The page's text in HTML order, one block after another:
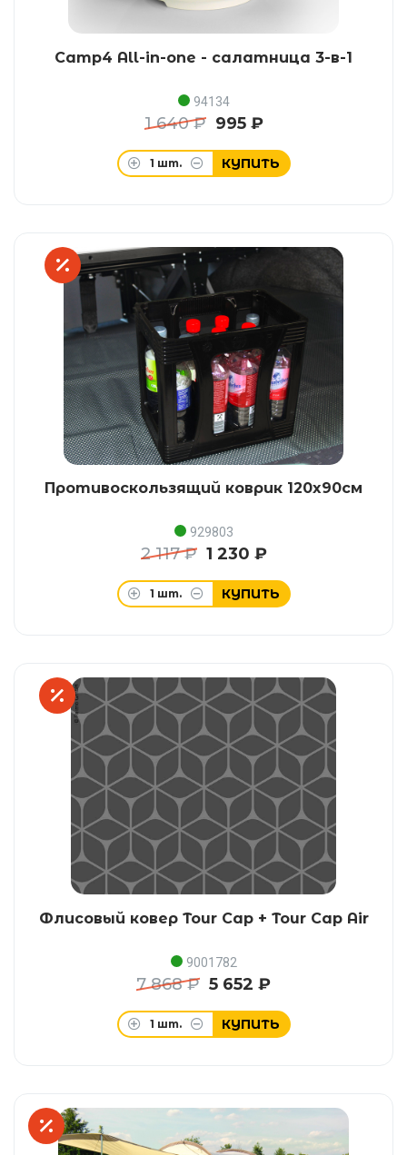
Camp4 All-in-one - салатница 3-в-1
94134
1 640 ₽ 995 ₽
1 шт. КУПИТЬ
Противоскользящий коврик 120x90см
929803
2 117 ₽ 1 230 ₽
1 шт. КУПИТЬ
Флисовый ковер Tour Cap + Tour Cap Air
9001782
7 868 ₽ 5 652 ₽
1 шт. КУПИТЬ